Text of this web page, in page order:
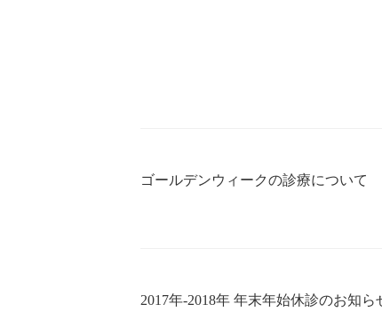
ゴールデンウィークの診療について
2017年-2018年 年末年始休診のお知ら